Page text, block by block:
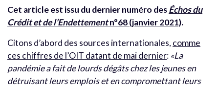
Cet article est issu du dernier numéro desÉchos du
Crédit et de l’Endettementn°68 (janvier 2021).
Citons d’abord des sources internationales, comme
ces chiffres de l’OIT datant de mai dernier: «La
pandémie a fait de lourds dégâts chez les jeunes en
détruisant leurs emplois et en compromettant leurs